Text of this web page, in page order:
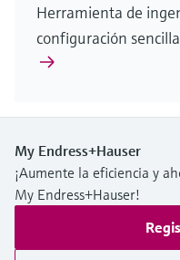
Herramienta de
configuración
My Endress+Hauser
¡Aumente la eficiencia y
My Endress+Hauser!